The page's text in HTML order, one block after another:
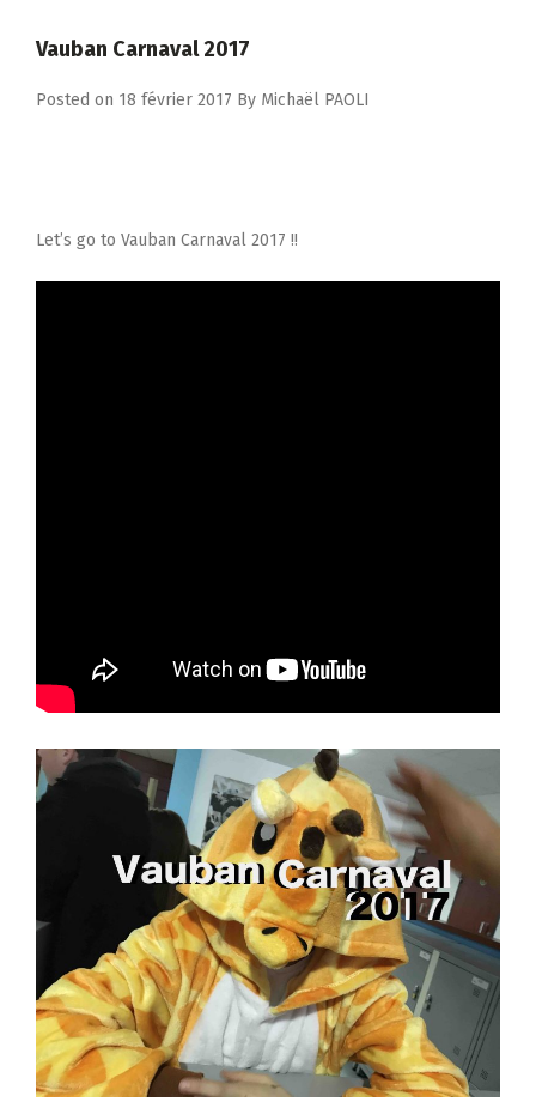
Vauban Carnaval 2017
Posted on 18 février 2017 By Michaël PAOLI
Let’s go to Vauban Carnaval 2017 !!